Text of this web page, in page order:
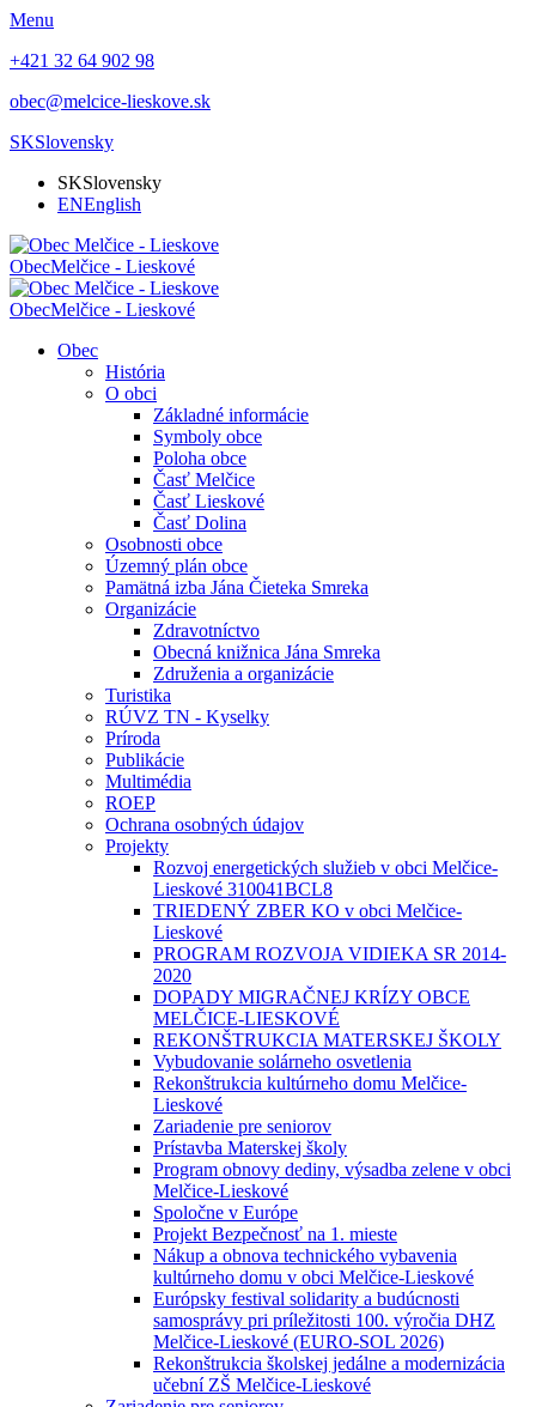
Menu
+421 32 64 902 98
obec@melcice-lieskove.sk
SKSlovensky
SKSlovensky
ENEnglish
ObecMelčice - Lieskové
ObecMelčice - Lieskové
Obec
História
O obci
Základné informácie
Symboly obce
Poloha obce
Časť Melčice
Časť Lieskové
Časť Dolina
Osobnosti obce
Územný plán obce
Pamätná izba Jána Čieteka Smreka
Organizácie
Zdravotníctvo
Obecná knižnica Jána Smreka
Združenia a organizácie
Turistika
RÚVZ TN - Kyselky
Príroda
Publikácie
Multimédia
ROEP
Ochrana osobných údajov
Projekty
Rozvoj energetických služieb v obci Melčice-
Lieskové 310041BCL8
TRIEDENÝ ZBER KO v obci Melčice-
Lieskové
PROGRAM ROZVOJA VIDIEKA SR 2014-
2020
DOPADY MIGRAČNEJ KRÍZY OBCE
MELČICE-LIESKOVÉ
REKONŠTRUKCIA MATERSKEJ ŠKOLY
Vybudovanie solárneho osvetlenia
Rekonštrukcia kultúrneho domu Melčice-
Lieskové
Zariadenie pre seniorov
Prístavba Materskej školy
Program obnovy dediny, výsadba zelene v obci
Melčice-Lieskové
Spoločne v Európe
Projekt Bezpečnosť na 1. mieste
Nákup a obnova technického vybavenia
kultúrneho domu v obci Melčice-Lieskové
Európsky festival solidarity a budúcnosti
samosprávy pri príležitosti 100. výročia DHZ
Melčice-Lieskové (EURO-SOL 2026)
Rekonštrukcia školskej jedálne a modernizácia
učební ZŠ Melčice-Lieskové